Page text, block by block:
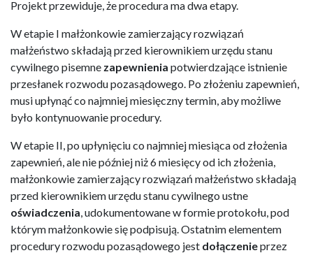
Projekt przewiduje, że procedura ma dwa etapy.
W etapie I małżonkowie zamierzający rozwiązań
małżeństwo składają przed kierownikiem urzędu stanu
cywilnego pisemne zapewnienia potwierdzające istnienie
przesłanek rozwodu pozasądowego. Po złożeniu zapewnień,
musi upłynąć co najmniej miesięczny termin, aby możliwe
było kontynuowanie procedury.
W etapie II, po upłynięciu co najmniej miesiąca od złożenia
zapewnień, ale nie później niż 6 miesięcy od ich złożenia,
małżonkowie zamierzający rozwiązań małżeństwo składają
przed kierownikiem urzędu stanu cywilnego ustne
oświadczenia, udokumentowane w formie protokołu, pod
którym małżonkowie się podpisują. Ostatnim elementem
procedury rozwodu pozasądowego jest dołączenieprzez